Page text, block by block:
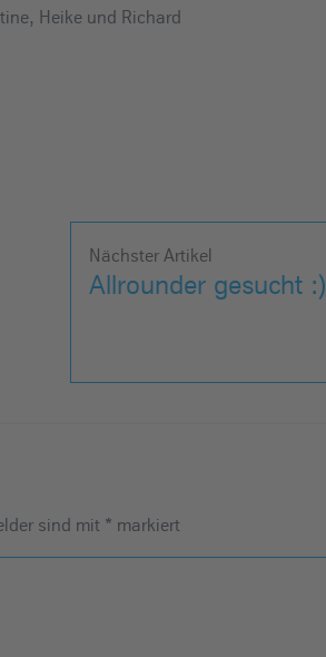
Heike und Richard
Nächster Artikel
Allrounder gesucht :)
sind mit * markiert